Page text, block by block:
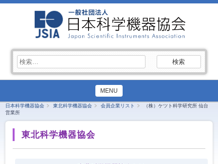
索:
MENU
日本科学機器協会 東北科学機器協会 会員企業リスト
（株）ケツト科学研究所 仙台
営業所
東北科学機器協会